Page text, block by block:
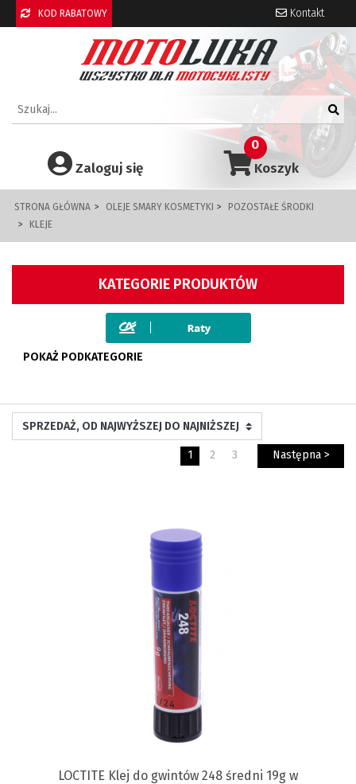
KOD RABATOWY Kontakt
Koszyk
0
Zaloguj się
STRONA GŁÓWNA OLEJE SMARY KOSMETYKI
POZOSTAŁE ŚRODKI
KLEJE
KATEGORIE PRODUKTÓW
POKAŻ PODKATEGORIE
1 2 3 Następna >
LOCTITE Klej do gwintów 248 średni 19g w